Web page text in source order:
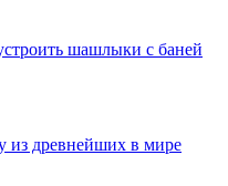
шашлыки с баней
из древнейших в мире